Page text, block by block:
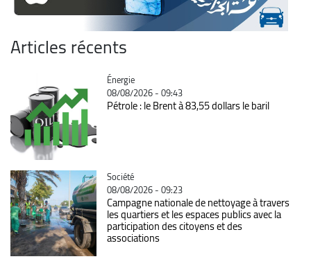
Articles récents
Catégorie
Énergie
08/08/2026 - 09:43
Pétrole : le Brent à 83,55 dollars le baril
Catégorie
Société
08/08/2026 - 09:23
Campagne nationale de nettoyage à travers
les quartiers et les espaces publics avec la
participation des citoyens et des
associations